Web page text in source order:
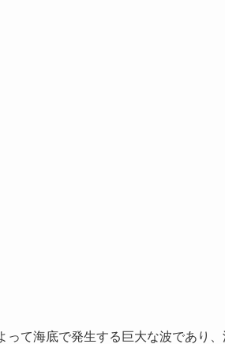
って海底で発生する巨大な波であり